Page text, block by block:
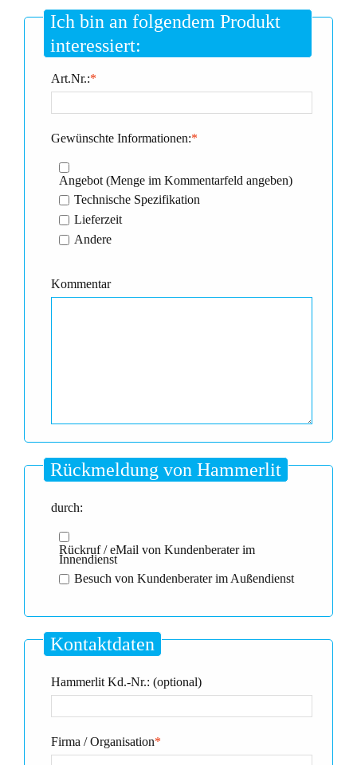
Ich bin an folgendem Produkt
interessiert:
*
Art.Nr.:
*
Gewünschte Informationen:
Angebot (Menge im Kommentarfeld angeben)
Technische Spezifikation
Lieferzeit
Andere
Kommentar
Rückmeldung von Hammerlit
durch:
Rückruf / eMail von Kundenberater im
Innendienst
Besuch von Kundenberater im Außendienst
Kontaktdaten
Hammerlit Kd.-Nr.: (optional)
*
Firma / Organisation